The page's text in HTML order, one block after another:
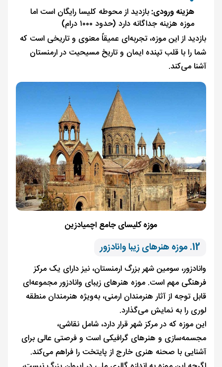
هزینه ورودی:بازدید از محوطه کلیسا رایگان است اما
موزه هزینه جداگانه دارد (حدود ۱۰۰۰ درام)
بازدید از این موزه، تجربه‌ای عمیقاً معنوی و تاریخی است که
شما را با قلب تپنده ایمان و تاریخ مسیحیت در ارمنستان
آشنا می‌کند.
موزه کلیسای جامع اچمیادزین
12. موزه هنرهای زیبا وانادزور
وانادزور، سومین شهر بزرگ ارمنستان، نیز دارای یک مرکز
فرهنگی مهم است. موزه هنرهای زیبای وانادزور مجموعه‌ای
قابل توجه از آثار هنرمندان ارمنی، به‌ویژه هنرمندان منطقه
لوری را به نمایش می‌گذارد.
این موزه که در مرکز شهر قرار دارد، شامل نقاشی،
مجسمه‌سازی و هنرهای گرافیکی است و فرصتی عالی برای
آشنایی با صحنه هنری خارج از پایتخت را فراهم می‌کند.